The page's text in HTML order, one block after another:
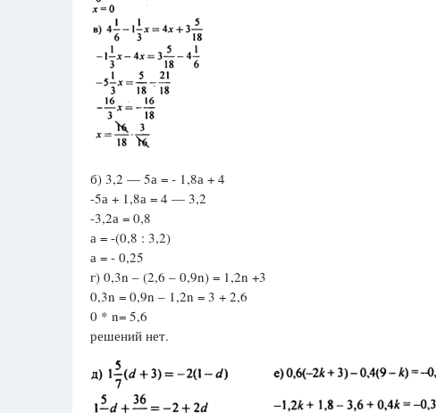
б) 3,2 — 5а = - 1,8а + 4
-5а + 1,8а = 4 — 3,2
-3,2а = 0,8
а = -(0,8 : 3,2)
а = - 0,25
г) 0,3n – (2,6 – 0,9n) = 1,2n +3
0,3n = 0,9n – 1,2n = 3 + 2,6
0 * n= 5,6
решений нет.